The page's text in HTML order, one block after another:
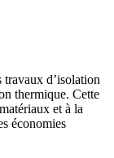
d’isolation
thermique. Cette
et à la
économies